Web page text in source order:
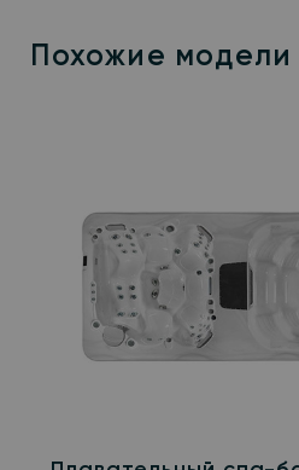
Похожие модели